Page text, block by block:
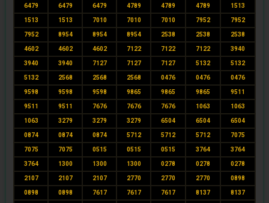
6479 6479 6479 4789 4789 4789 1513
1513 1513 7010 7010 7010 7952 7952
7952 8954 8954 8954 2538 2538 2538
4602 4602 4602 7122 7122 7122 3940
3940 3940 7127 7127 7127 5132 5132
5132 2568 2568 2568 0476 0476 0476
9598 9598 9598 9865 9865 9865 9511
9511 9511 7676 7676 7676 1063 1063
1063 3279 3279 3279 6504 6504 6504
0874 0874 0874 5712 5712 5712 7075
7075 7075 0515 0515 0515 3764 3764
3764 1300 1300 1300 0278 0278 0278
2107 2107 2107 2770 2770 2770 0898
0898 0898 7617 7617 7617 8137 8137